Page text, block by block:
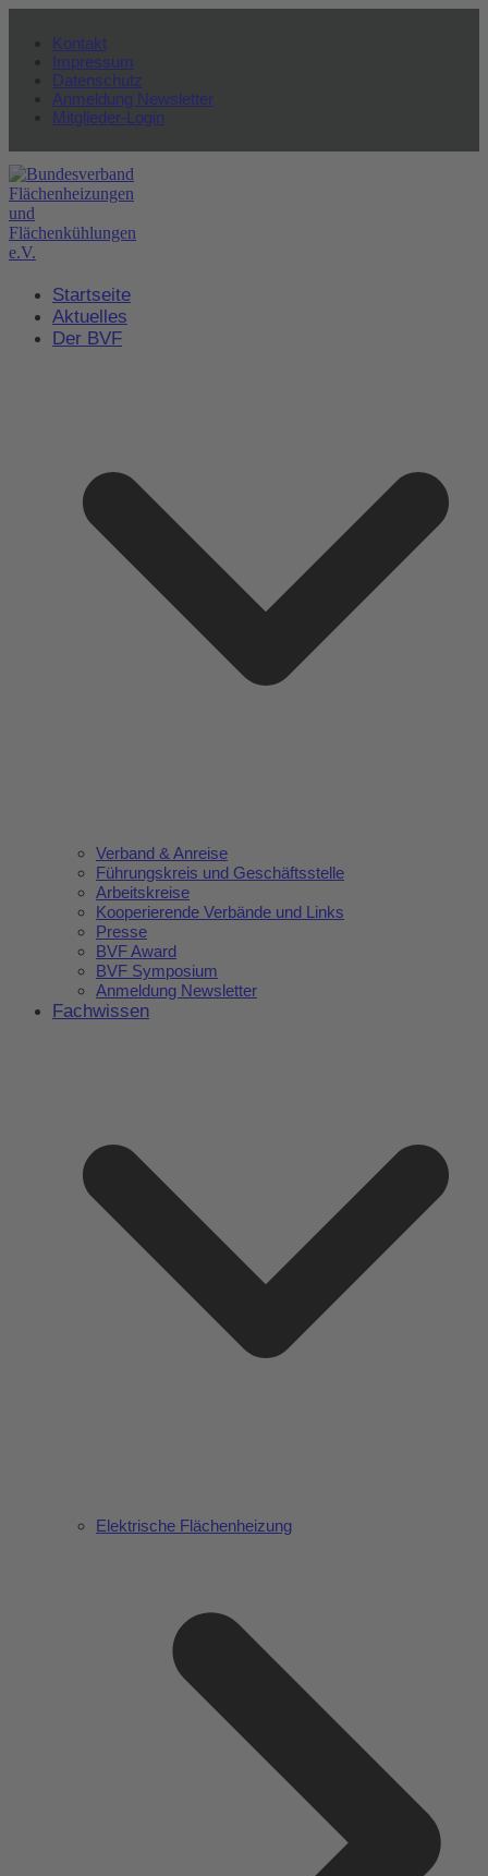
Kontakt
Impressum
Datenschutz
Anmeldung Newsletter
Mitglieder-Login
Startseite
Aktuelles
Der BVF
Verband & Anreise
Führungskreis und Geschäftsstelle
Arbeitskreise
Kooperierende Verbände und Links
Presse
BVF Award
BVF Symposium
Anmeldung Newsletter
Fachwissen
Elektrische Flächenheizung